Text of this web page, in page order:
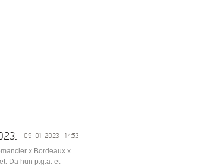
09-01-2023 - 14:53
x Bordeaux x
Da hun p.g.a. et